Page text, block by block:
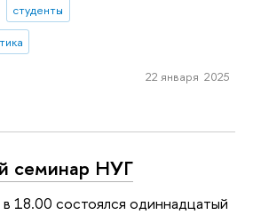
студенты
22 января 2025
семинар НУГ
18.00 состоялся одиннадцатый